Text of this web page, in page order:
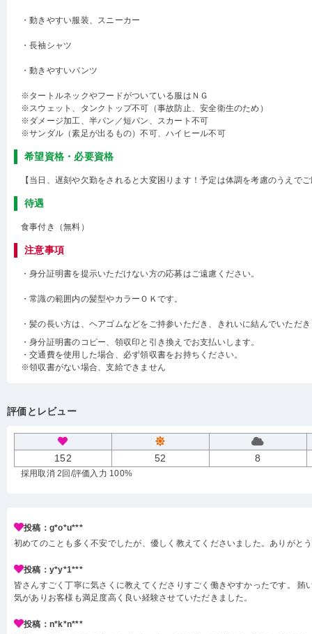
・動きやすい服装、スニーカー
・長袖シャツ
・動きやすいパンツ
※タートルネックやフードがついている服はＮＧ
※スウェット、タンクトップ不可（事故防止、安全衛生のため）
※ダメージ加工、半パン／短パン、スカート不可
※サンダル（素足が出るもの）不可、ハイヒール不可
希望資格・必要資格
【当日、遅刻や欠勤をされると大変困ります！予定は体調を考慮のうえで
待遇
食事付き（無料）
注意事項
・身分証明書を提示いただけない方の応募はご遠慮ください。
・常識の範囲内の髪型やカラーＯＫです。
・髪の長い方は、ヘアゴムなどをご持参いただき、きれいに結んでいただ
・身分証明書のコピー、領収印と引き換えでお支払いします。
・交通費を使用した場合、必ず領収書をお持ちください。
※領収書がない場合、支給できません
評価とレビュー
152 52 8
採用取消 2回 /評価入力 100%
投稿：g*o*u***
初めてのことも多く不安でしたが、優しく教えてくださいました。ありがと
投稿：y*y*1***
皆さんすごく丁寧に気さくに教えてくださりすごく働きやすかったです。 賄
気がありお客様も満足度高く良い経験させていただきました。
投稿：n*k*n***